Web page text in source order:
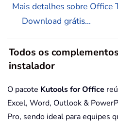
Mais detalhes sobre Office
Download grátis...
Todos os
instalador
O pacote Kutools for Office
Excel, Word, Outlook &
Pro, sendo ideal para equipes